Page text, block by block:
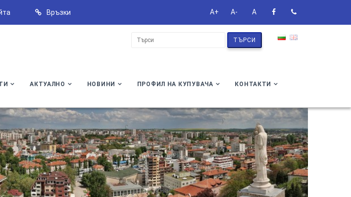
Връзки A+ A- A
ТЪРСИ
АКТУАЛНО НОВИНИ ПРОФИЛ НА КУПУВАЧА КОНТАКТИ